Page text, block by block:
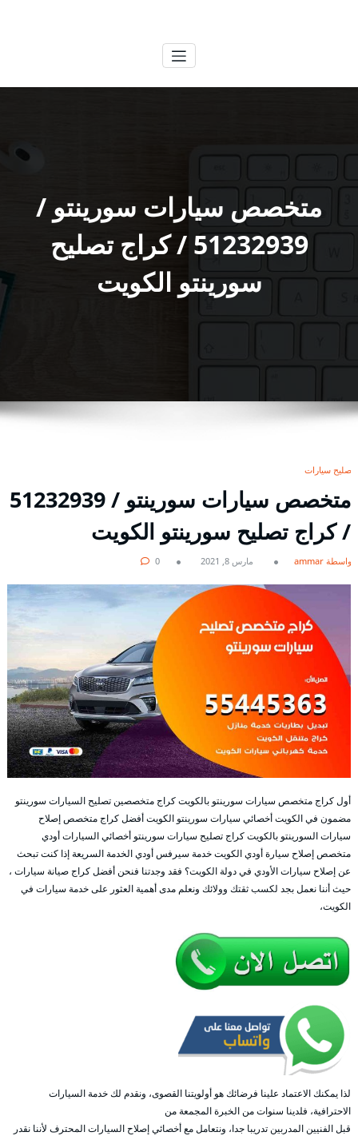
متخصص سيارات سورينتو /
51232939‬ / كراج تصليح
سورينتو الكويت
تصليح سيارات
/ كراج تصليح سورينتو الكويت
بواسطة ammar مارس 8, 2021 0
أول كراج متخصص سيارات سورينتو بالكويت كراج متخصصين تصليح السيارات سورينتو
مضمون في الكويت أخصائي سيارات سورينتو الكويت أفضل كراج متخصص إصلاح
سيارات السورينتو بالكويت كراج تصليح سيارات سورينتو أخصائي السيارات أودي
متخصص إصلاح سيارة أودي الكويت خدمة سيرفس أودي الخدمة السريعة إذا كنت تبحث
عن إصلاح سيارات الأودي في دولة الكويت؟ فقد وجدتنا فنحن أفضل كراج صيانة سيارات ،
حيث أننا نعمل بجد لكسب ثقتك وولائك ونعلم مدى أهمية العثور على خدمة سيارات في
الكويت،
لذا يمكنك الاعتماد علينا فرضائك هو أولويتنا القصوى، ونقدم لك خدمة السيارات
الاحترافية، فلدينا سنوات من الخبرة المجمعة من
قبل الفنيين المدربين تدريبا جدا، ونتعامل مع أخصائي إصلاح السيارات المحترف لأننا نقدر